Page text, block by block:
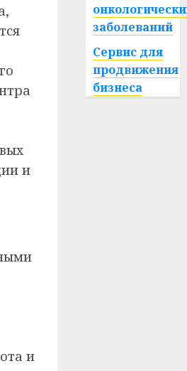
и
и
заболеваний
Сервис для
продвижения
бизнеса